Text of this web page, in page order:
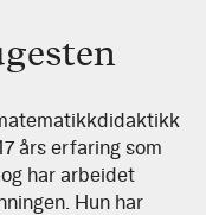
års erfaring som
har arbeidet
Hun har